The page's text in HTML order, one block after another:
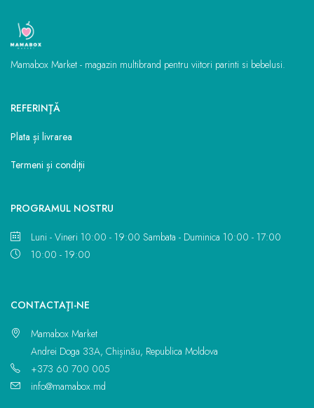
Mamabox Market - magazin multibrand pentru viitori parinti si bebelusi.
REFERINŢĂ
Plata și livrarea
Termeni și condiții
PROGRAMUL NOSTRU
Luni - Vineri 10:00 - 19:00 Sambata - Duminica 10:00 - 17:00
10:00 - 19:00
CONTACTAŢI-NE
Mamabox Market
Andrei Doga 33A, Chișinău, Republica Moldova
+373 60 700 005
info@mamabox.md